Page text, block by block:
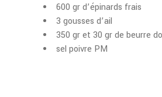
600 gr d’épinards frais
3 gousses d’ail
350 gr et 30 gr de beurre
sel poivre PM